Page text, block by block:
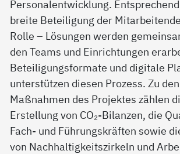
Personalentwicklung.
breite Beteiligung der
Rolle – Lösungen werden
den Teams und Einrichtungen
Beteiligungsformate und digitale
unterstützen diesen Prozess. Zu
Maßnahmen des Projektes zählen
Erstellung von CO₂-Bilanzen, die
Fach- und Führungskräften sowie
von Nachhaltigkeitszirkeln und